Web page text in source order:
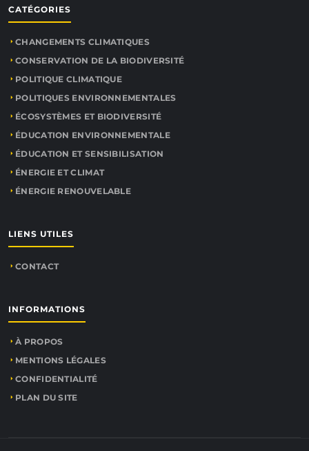
CATÉGORIES
CHANGEMENTS CLIMATIQUES
CONSERVATION DE LA BIODIVERSITÉ
POLITIQUE CLIMATIQUE
POLITIQUES ENVIRONNEMENTALES
ÉCOSYSTÈMES ET BIODIVERSITÉ
ÉDUCATION ENVIRONNEMENTALE
ÉDUCATION ET SENSIBILISATION
ÉNERGIE ET CLIMAT
ÉNERGIE RENOUVELABLE
LIENS UTILES
CONTACT
INFORMATIONS
À PROPOS
MENTIONS LÉGALES
CONFIDENTIALITÉ
PLAN DU SITE